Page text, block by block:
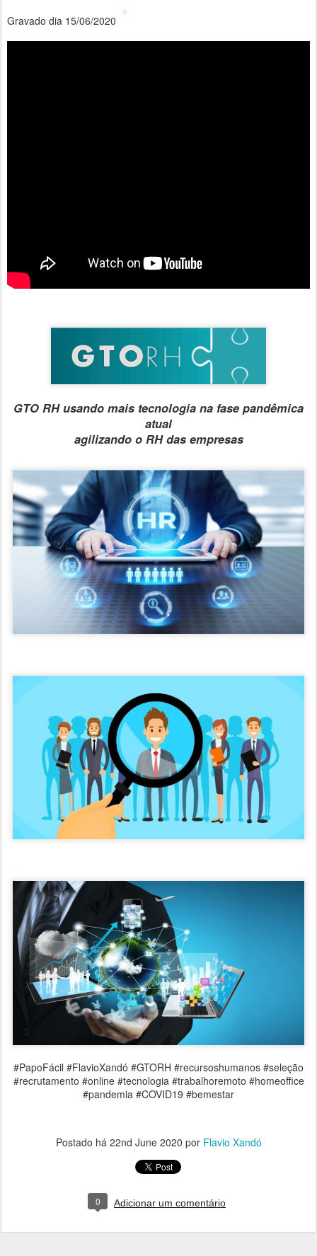
Gravado dia 15/06/2020
GTO RH usando mais tecnologia na fase pandêmica
atual
agilizando o RH das empresas
#PapoFácil #FlavioXandó #GTORH #recursoshumanos #seleção
#recrutamento #online #tecnologia #trabalhoremoto #homeoffice
#pandemia #COVID19 #bemestar
Postado há 22nd June 2020 por Flavio Xandó
0 Adicionar um comentário